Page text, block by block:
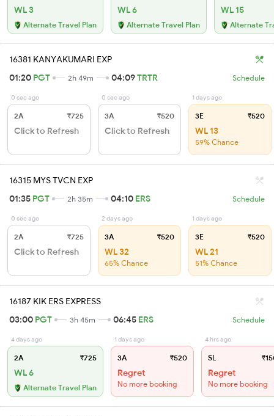
WL 3
Alternate Travel Plan
WL 6
Alternate Travel Plan
WL 15
Alternate
16381 KANYAKUMARI EXP
01:20 PGT 2h 49m 04:09TRTR Schedule
0 sec ago
2A ₹725
Click to Refresh
0 sec ago
3A ₹520
Click to Refresh
1 days ago
3E ₹520
WL 13
59% Chance
16315 MYS TVCN EXP
01:35 PGT 2h 35m 04:10 ERS Schedule
0 sec ago
2A ₹725
Click to Refresh
2 days ago
3A ₹520
WL 32
65% Chance
1 days ago
3E ₹520
WL 21
51% Chance
16187 KIK ERS EXPRESS
03:00 PGT 3h 45m 06:45 ERS Schedule
4 days ago
2A ₹725
WL 6
Alternate Travel Plan
1 days ago
3A ₹520
Regret
No more booking
4 hrs ago
SL
Regret
No more booking